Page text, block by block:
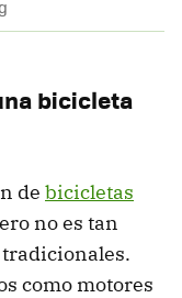
bicicleta
de bicicletas
no es tan
tradicionales.
como motores